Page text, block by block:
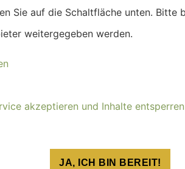
Sie auf die Schaltfläche unten. Bitte
weitergegeben werden.
akzeptieren und Inhalte entsperren
JA, ICH BIN BEREIT!